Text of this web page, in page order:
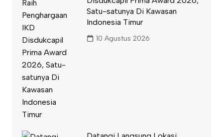
Satu-satunya Di Kawasan
Indonesia Timur
10 Agustus 2026